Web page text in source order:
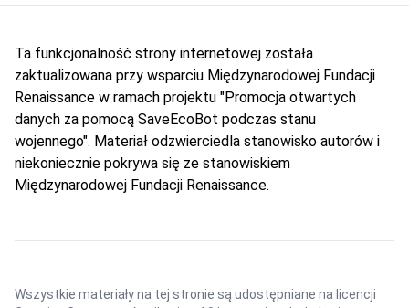
Ta funkcjonalność strony internetowej została
zaktualizowana przy wsparciu Międzynarodowej Fundacji
Renaissance w ramach projektu "Promocja otwartych
danych za pomocą SaveEcoBot podczas stanu
wojennego". Materiał odzwierciedla stanowisko autorów i
niekoniecznie pokrywa się ze stanowiskiem
Międzynarodowej Fundacji Renaissance.
Wszystkie materiały na tej stronie są udostępniane na licencji